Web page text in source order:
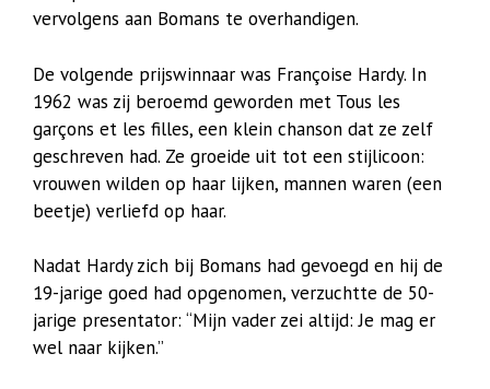
vervolgens aan Bomans te overhandigen.
De volgende prijswinnaar was Françoise Hardy. In
1962 was zij beroemd geworden met Tous les
garçons et les filles, een klein chanson dat ze zelf
geschreven had. Ze groeide uit tot een stijlicoon:
vrouwen wilden op haar lijken, mannen waren (een
beetje) verliefd op haar.
Nadat Hardy zich bij Bomans had gevoegd en hij de
19-jarige goed had opgenomen, verzuchtte de 50-
jarige presentator: “Mijn vader zei altijd: Je mag er
wel naar kijken.”